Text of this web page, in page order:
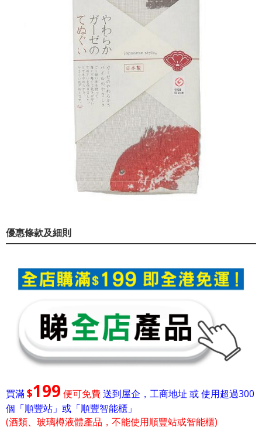
優惠條款及細則
買滿$199 便可免費送到屋企，工商地址 或 使用超過300
個「順豐站」或「順豐智能櫃」
(酒類、玻璃樽液體產品，不能使用順豐站或智能櫃)